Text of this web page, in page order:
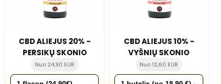
CBD ALIEJUS 20% -
PERSIKŲ SKONIO
Nuo 24,90 EUR
CBD ALIEJUS 10% -
VYŠNIŲ SKONIO
Nuo 12,60 EUR